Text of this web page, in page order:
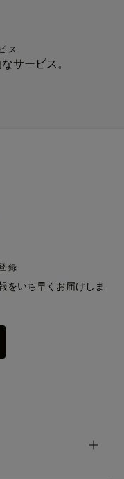
ス
サービス。
録
をいち早くお届けしま